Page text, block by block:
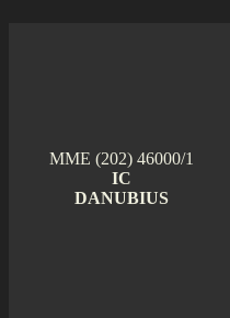
MME (202) 46000/1
IC
DANUBIUS